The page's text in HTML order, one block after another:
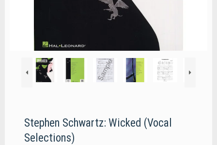
Stephen Schwartz: Wicked (Vocal
Selections)